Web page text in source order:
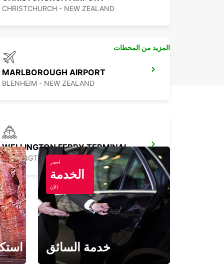
CHRISTCHURCH - NEW ZEALAND
MARLBOROUGH AIRPORT
BLENHEIM - NEW ZEALAND
WELLINGTON FERRY TERMINAL
WELLINGTON - NEW ZEALAND
المزيد من المحطات
احجز
الخدمة
الآن
خدمة السائق